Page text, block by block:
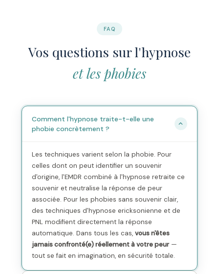
FAQ
Vos questions sur l'hypnose
et les phobies
Comment l'hypnose traite-t-elle une
phobie concrètement ?
Les techniques varient selon la phobie. Pour
celles dont on peut identifier un souvenir
d'origine, l'EMDR combiné à l'hypnose retraite ce
souvenir et neutralise la réponse de peur
associée. Pour les phobies sans souvenir clair,
des techniques d'hypnose ericksonienne et de
PNL modifient directement la réponse
automatique. Dans tous les cas, vous n'êtes
jamais confronté(e) réellement à votre peur—
tout se fait en imagination, en sécurité totale.